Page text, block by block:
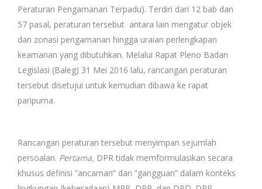
Peraturan Pengamanan Terpadu). Terdiri dari 12 bab dan
57 pasal, peraturan tersebut antara lain mengatur objek
dan zonasi pengamanan hingga uraian perlengkapan
keamanan yang dibutuhkan. Melalui Rapat Pleno Badan
Legislasi (Baleg) 31 Mei 2016 lalu, rancangan peraturan
tersebut disetujui untuk kemudian dibawa ke rapat
paripurna.
Rancangan peraturan tersebut menyimpan sejumlah
persoalan. Pertama, DPR tidak memformulasikan secara
khusus definisi “ancaman” dan “gangguan” dalam konteks